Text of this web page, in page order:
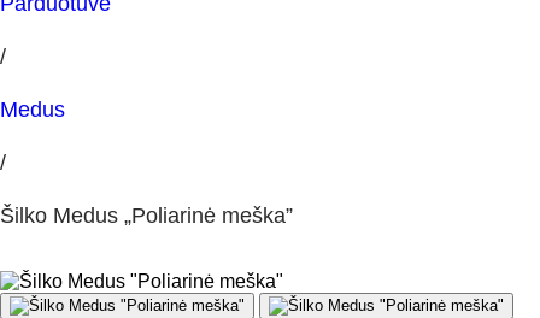
/
Medus
/
Šilko Medus „Poliarinė meška”